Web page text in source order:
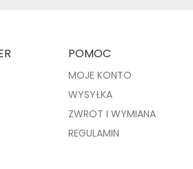
POMOC
MOJE KONTO
WYSYŁKA
ZWROT I WYMIANA
REGULAMIN